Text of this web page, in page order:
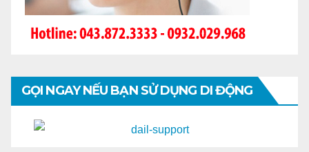
GỌI NGAY NẾU BẠN SỬ DỤNG DI ĐỘNG